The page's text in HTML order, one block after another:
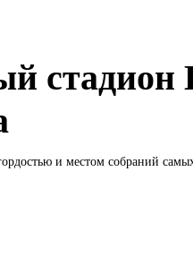
стадион
и местом собраний